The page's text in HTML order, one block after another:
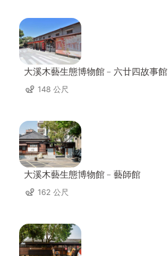
大溪木藝生態博物館﹣六廿四故事館
148 公尺
大溪木藝生態博物館﹣藝師館
162 公尺